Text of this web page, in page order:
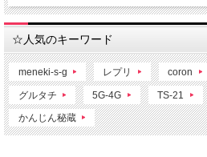
☆人気のキーワード
meneki-s-g レプリ coron
グルタチ 5G-4G TS-21
かんじん秘蔵